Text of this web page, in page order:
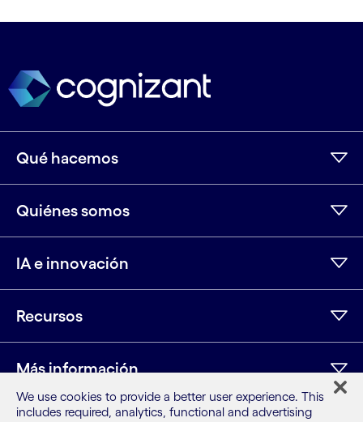
Qué hacemos
Quiénes somos
IA e innovación
Recursos
Más información
We use cookies to provide a better user experience. This
includes required, analytics, functional and advertising